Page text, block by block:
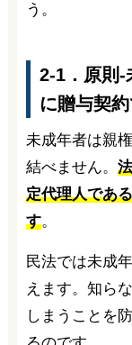
う。
2-1．原則-
に贈与契
未成年者は親
結べません。
定代理人であ
す。
民法では未成
えます。知ら
しまうことを